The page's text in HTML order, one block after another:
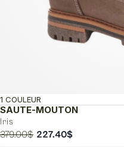
SAUTE-MOUTON
Iris
1 COULEUR
379.00$ Le
227.40$Le